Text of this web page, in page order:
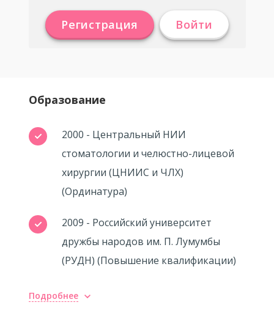
Регистрация Войти
Образование
2000 - Центральный НИИ
стоматологии и челюстно-лицевой
хирургии (ЦНИИС и ЧЛХ)
(Ординатура)
2009 - Российский университет
дружбы народов им. П. Лумумбы
(РУДН) (Повышение квалификации)
Подробнее